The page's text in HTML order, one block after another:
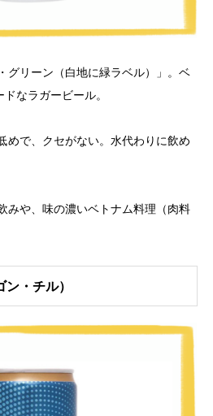
グリーン（白地に緑ラベル）」。ベ
なラガービール。
めで、クセがない。水代わりに飲め
みや、味の濃いベトナム料理（肉料
・チル）